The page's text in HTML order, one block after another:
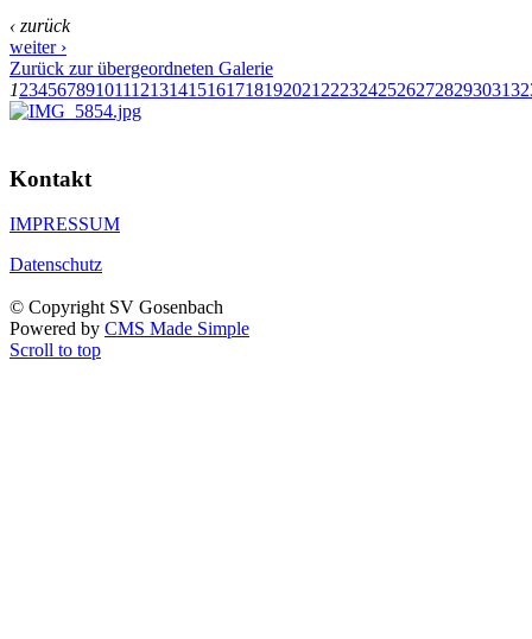
‹ zurück
weiter ›
Zurück zur übergeordneten Galerie
123456789101112131415161718192021 2223242526272829303132
Kontakt
IMPRESSUM
Datenschutz
© Copyright SV Gosenbach
Powered by CMS Made Simple
Scroll to top